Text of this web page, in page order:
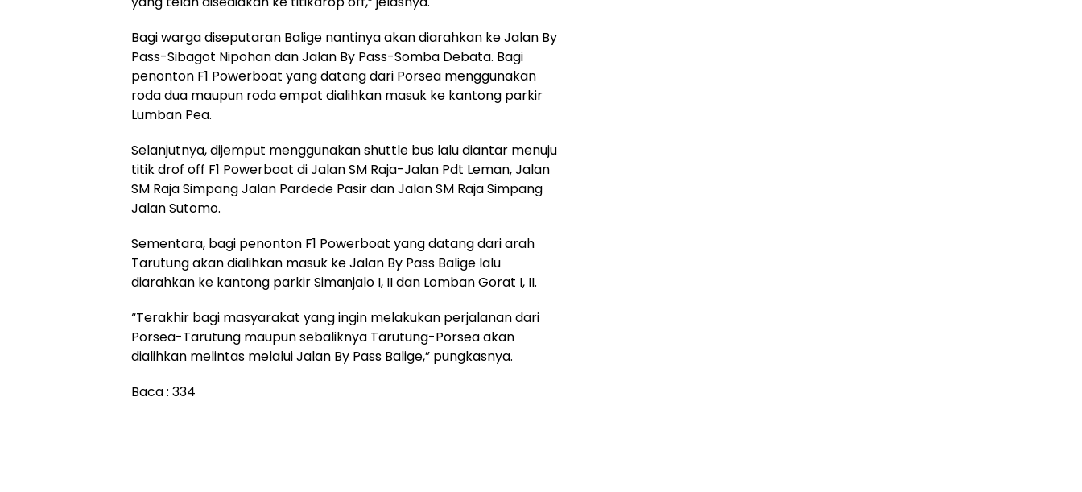
Bagi warga diseputaran Balige nantinya akan diarahkan ke Jalan By
Pass-Sibagot Nipohan dan Jalan By Pass-Somba Debata. Bagi
penonton F1 Powerboat yang datang dari Porsea menggunakan
roda dua maupun roda empat dialihkan masuk ke kantong parkir
Lumban Pea.
Selanjutnya, dijemput menggunakan shuttle bus lalu diantar menuju
titik drof off F1 Powerboat di Jalan SM Raja-Jalan Pdt Leman, Jalan
SM Raja Simpang Jalan Pardede Pasir dan Jalan SM Raja Simpang
Jalan Sutomo.
Sementara, bagi penonton F1 Powerboat yang datang dari arah
Tarutung akan dialihkan masuk ke Jalan By Pass Balige lalu
diarahkan ke kantong parkir Simanjalo I, II dan Lomban Gorat I, II.
“Terakhir bagi masyarakat yang ingin melakukan perjalanan dari
Porsea-Tarutung maupun sebaliknya Tarutung-Porsea akan
dialihkan melintas melalui Jalan By Pass Balige,” pungkasnya.
Baca : 334